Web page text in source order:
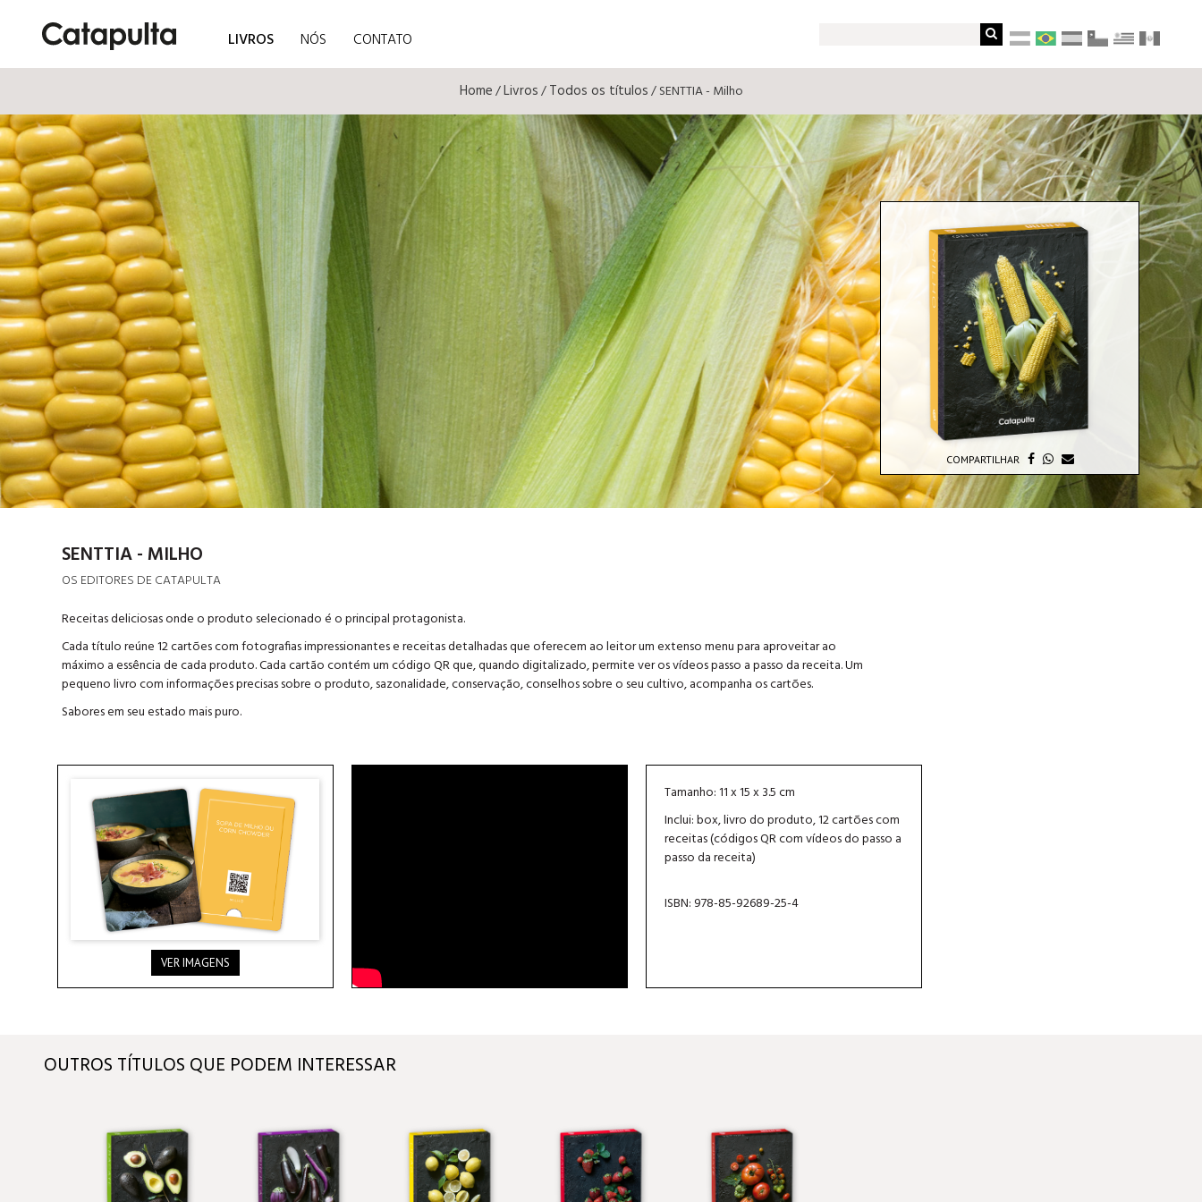
LIVROS NÓS CONTATO
Home/Livros/Todos os títulos/ SENTTIA - Milho
COMPARTILHAR
SENTTIA - MILHO
OS EDITORES DE CATAPULTA
Receitas deliciosas onde o produto selecionado é o principal protagonista.
Cada título reúne 12 cartões com fotografias impressionantes e receitas detalhadas que oferecem ao leitor um extenso menu para aproveitar ao
máximo a essência de cada produto. Cada cartão contém um código QR que, quando digitalizado, permite ver os vídeos passo a passo da receita. Um
pequeno livro com informações precisas sobre o produto, sazonalidade, conservação, conselhos sobre o seu cultivo, acompanha os cartões.
Sabores em seu estado mais puro.
VER IMAGENS
Tamanho: 11 x 15 x 3.5 cm
Inclui: box, livro do produto, 12 cartões com
receitas (códigos QR com vídeos do passo a
passo da receita)
ISBN: 978-85-92689-25-4
OUTROS TÍTULOS QUE PODEM INTERESSAR